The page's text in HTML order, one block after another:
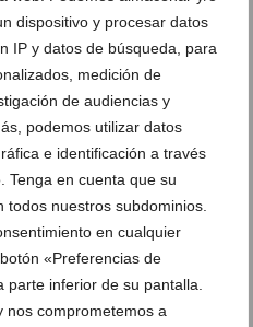
dispositivo y procesar datos
IP y datos de búsqueda, para
medición de
de audiencias y
podemos utilizar datos
e identificación a través
Tenga en cuenta que su
nuestros subdominios.
en cualquier
«Preferencias de
inferior de su pantalla.
nos comprometemos a
la propuesta de Dénia
este agosto